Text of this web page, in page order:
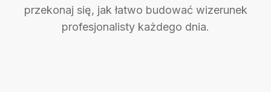
przekonaj się, jak łatwo budować wizerunek
profesjonalisty każdego dnia.